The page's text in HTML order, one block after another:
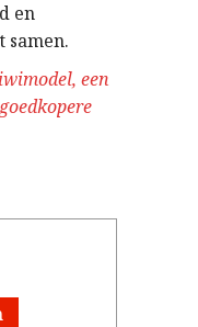
en
samen.
een